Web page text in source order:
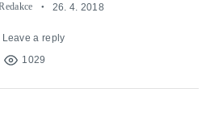
26. 4. 2018
Leave a reply
1029